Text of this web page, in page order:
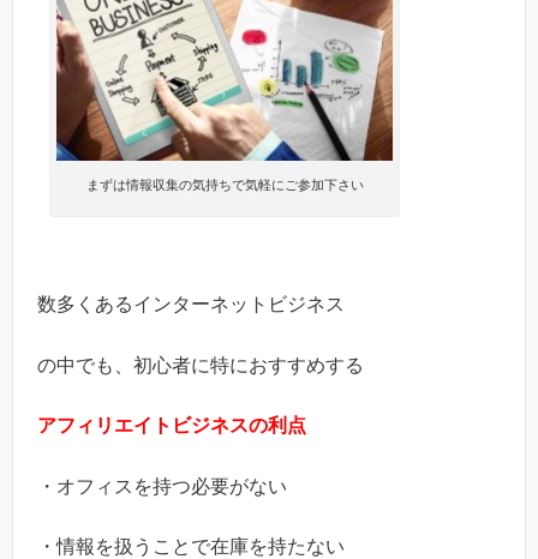
まずは情報収集の気持ちで気軽にご参加下さい
数多くあるインターネットビジネス
の中でも、初心者に特におすすめする
アフィリエイトビジネスの利点
・オフィスを持つ必要がない
・情報を扱うことで在庫を持たない